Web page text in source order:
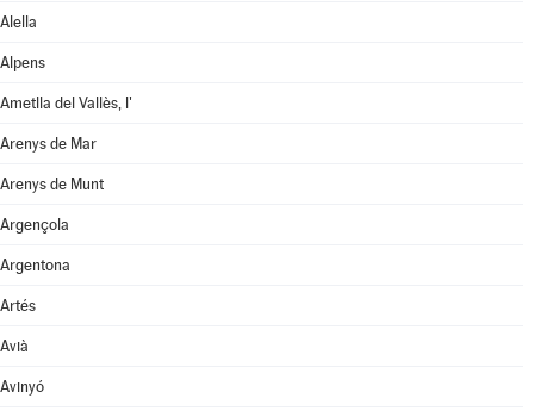
Alella
Alpens
Ametlla del Vallès, l'
Arenys de Mar
Arenys de Munt
Argençola
Argentona
Artés
Avià
Avinyó